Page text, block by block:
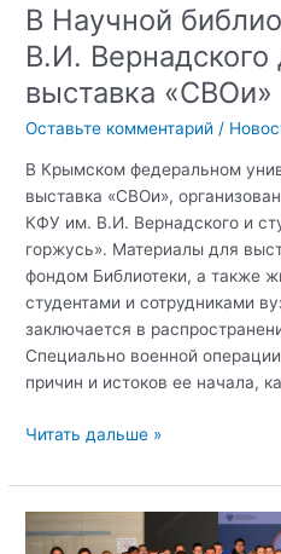
В Научной
В.И. Вернадского
выставка «СВОи»
Оставьте комментарий /
В Крымском федеральном
выставка «СВОи»,
КФУ им. В.И. Вернадского и
горжусь». Материалы для
фондом Библиотеки, а также
студентами и сотрудниками
заключается в
Специально военной
причин и истоков ее начала,
В
библиотеке
КФУ
им.
Читать дальше »